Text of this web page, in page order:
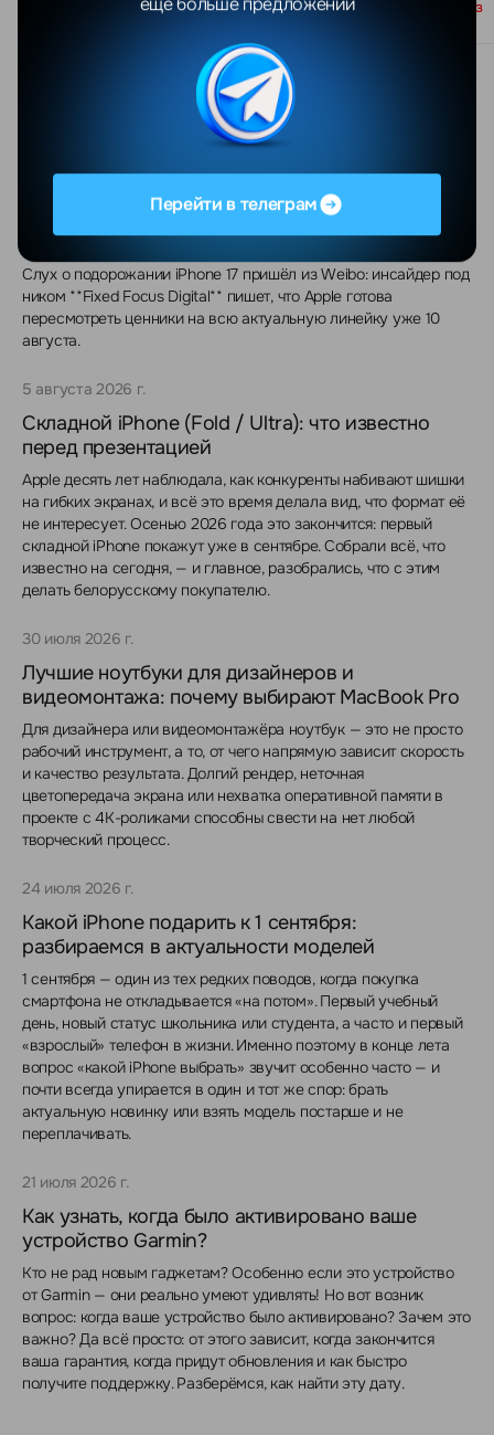
Под заказ
9 августа 2026 г.
Инсайдер: iPhone 17 подорожает по всему миру
уже в понедельник
Слух о подорожании iPhone 17 пришёл из Weibo: инсайдер под
ником **Fixed Focus Digital** пишет, что Apple готова
пересмотреть ценники на всю актуальную линейку уже 10
августа.
5 августа 2026 г.
Складной iPhone (Fold / Ultra): что известно
перед презентацией
Apple десять лет наблюдала, как конкуренты набивают шишки
на гибких экранах, и всё это время делала вид, что формат её
не интересует. Осенью 2026 года это закончится: первый
складной iPhone покажут уже в сентябре. Собрали всё, что
известно на сегодня, — и главное, разобрались, что с этим
делать белорусскому покупателю.
30 июля 2026 г.
Лучшие ноутбуки для дизайнеров и
видеомонтажа: почему выбирают MacBook Pro
Для дизайнера или видеомонтажёра ноутбук — это не просто
рабочий инструмент, а то, от чего напрямую зависит скорость
и качество результата. Долгий рендер, неточная
цветопередача экрана или нехватка оперативной памяти в
проекте с 4K-роликами способны свести на нет любой
творческий процесс.
24 июля 2026 г.
Какой iPhone подарить к 1 сентября:
разбираемся в актуальности моделей
1 сентября — один из тех редких поводов, когда покупка
смартфона не откладывается «на потом». Первый учебный
день, новый статус школьника или студента, а часто и первый
«взрослый» телефон в жизни. Именно поэтому в конце лета
вопрос «какой iPhone выбрать» звучит особенно часто — и
почти всегда упирается в один и тот же спор: брать
актуальную новинку или взять модель постарше и не
переплачивать.
21 июля 2026 г.
Как узнать, когда было активировано ваше
устройство Garmin?
Кто не рад новым гаджетам? Особенно если это устройство
от Garmin — они реально умеют удивлять! Но вот возник
вопрос: когда ваше устройство было активировано? Зачем это
важно? Да всё просто: от этого зависит, когда закончится
ваша гарантия, когда придут обновления и как быстро
получите поддержку. Разберёмся, как найти эту дату.
Перейти в телеграм